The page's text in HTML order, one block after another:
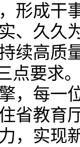
形成干
、久久
续高质
点要求
，每一
省教育
，实现